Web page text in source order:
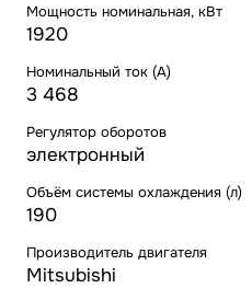
Мощность номинальная, кВт
1920
Номинальный ток (А)
3 468
Регулятор оборотов
электронный
Объём системы охлаждения (л)
190
Производитель двигателя
Mitsubishi